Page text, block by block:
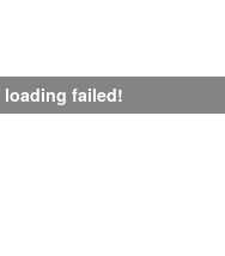
loading failed!